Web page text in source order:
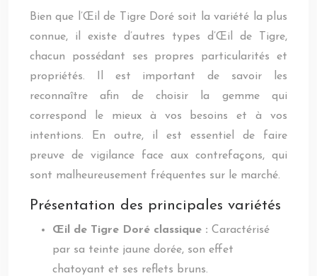
Bien que l’Œil de Tigre Doré soit la variété la plus
connue, il existe d’autres types d’Œil de Tigre,
chacun possédant ses propres particularités et
propriétés. Il est important de savoir les
reconnaître afin de choisir la gemme qui
correspond le mieux à vos besoins et à vos
intentions. En outre, il est essentiel de faire
preuve de vigilance face aux contrefaçons, qui
sont malheureusement fréquentes sur le marché.
Présentation des principales variétés
Œil de Tigre Doré classique : Caractérisé
par sa teinte jaune dorée, son effet
chatoyant et ses reflets bruns.